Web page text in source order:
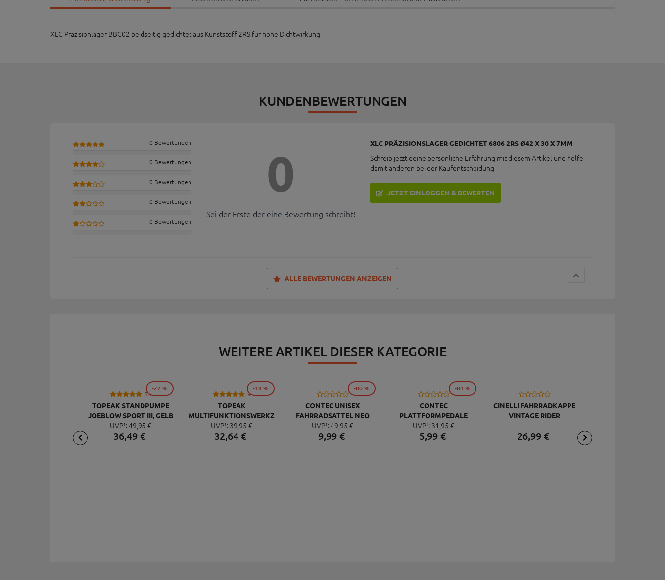
XLC Präzisionlager BBC02 beidseitig gedichtet aus Kunststoff 2RS für hohe Dichtwirkung
KUNDENBEWERTUNGEN
0 Bewertungen
0 Bewertungen
0 Bewertungen
0 Bewertungen
0 Bewertungen
0
Sei der Erste der eine Bewertung schreibt!
XLC PRÄZISIONSLAGER GEDICHTET 6806 2RS Ø42 X 30 X 7MM
Schreib jetzt deine persönliche Erfahrung mit diesem Artikel und helfe
damit anderen bei der Kaufentscheidung
JETZT EINLOGGEN & BEWERTEN
ALLE BEWERTUNGEN ANZEIGEN
WEITERE ARTIKEL DIESER KATEGORIE
53
TOPEAK STANDPUMPE
JOEBLOW SPORT III, GELB
UVP¹:49, 95 €
36,49€
-27 %
9
TOPEAK
MULTIFUNKTIONSWERKZEUG
MINI 20 PRO
UVP¹: 39, 95 €
32,64€
-18 %
CONTEC UNISEX
FAHRRADSATTEL NEO
PACE ZX CUT
UVP¹:49, 95 €
9,99 €
-80 %
CONTEC
PLATTFORMPEDALE
QUICK NEO DELUXE
UVP¹: 31, 95 €
5,99 €
-81 %
CINELLI FAHRRADKAPPE
VINTAGE RIDER
26,99€